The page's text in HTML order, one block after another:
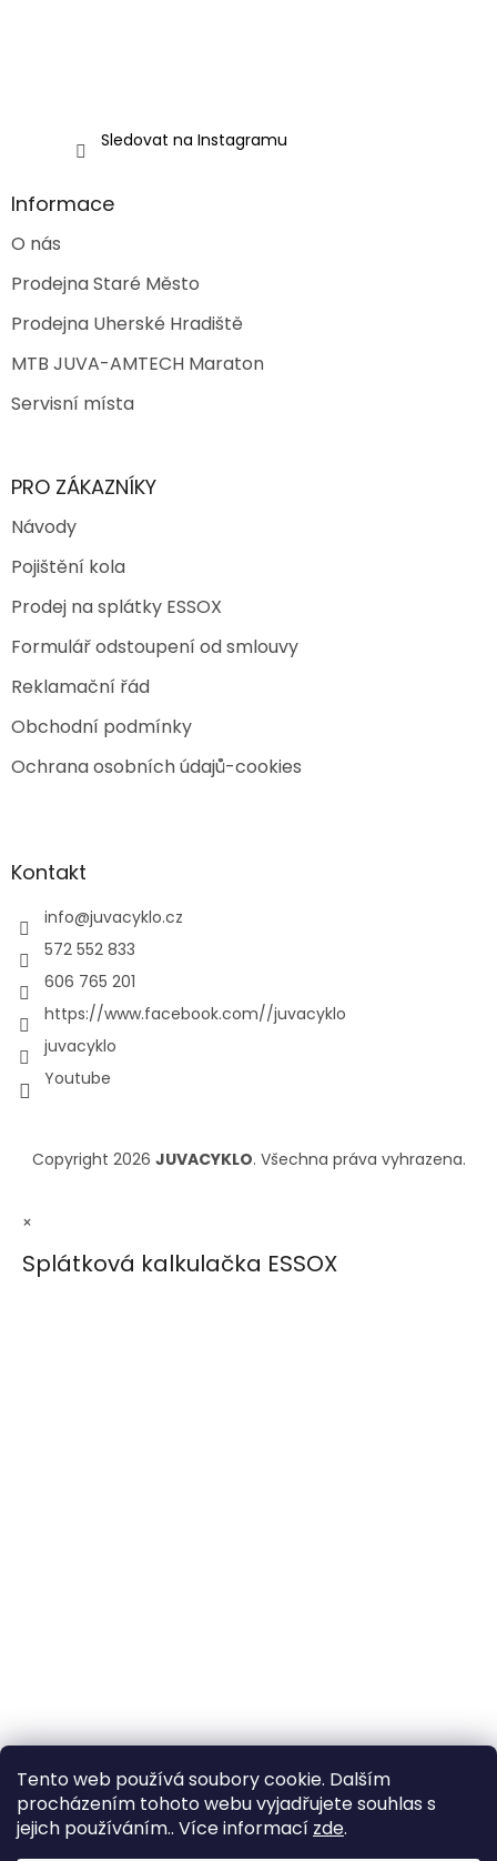
Tento web používá soubory cookie. Dalším
procházením tohoto webu vyjadřujete souhlas s
jejich používáním.. Více informací zde.
Sledovat na Instagramu
Informace
O nás
Prodejna Staré Město
Prodejna Uherské Hradiště
MTB JUVA-AMTECH Maraton
Servisní místa
PRO ZÁKAZNÍKY
Návody
Pojištění kola
Prodej na splátky ESSOX
Formulář odstoupení od smlouvy
Reklamační řád
Obchodní podmínky
Ochrana osobních údajů-cookies
Kontakt
info@juvacyklo.cz
572 552 833
606 765 201
https://www.facebook.com//juvacyklo
juvacyklo
Youtube
Copyright 2026 JUVACYKLO. Všechna práva vyhrazena.
×
Splátková kalkulačka ESSOX